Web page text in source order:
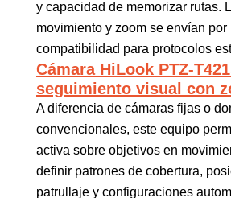
y capacidad de memorizar rutas.
movimiento y zoom se envían por
compatibilidad para protocolos
Cámara HiLook PTZ-
seguimiento visual con
A diferencia de cámaras fijas o
convencionales, este equipo
activa sobre objetivos en
definir patrones de cobertura,
patrullaje y configuraciones